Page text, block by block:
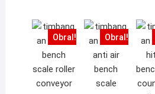
Obral! Obral!